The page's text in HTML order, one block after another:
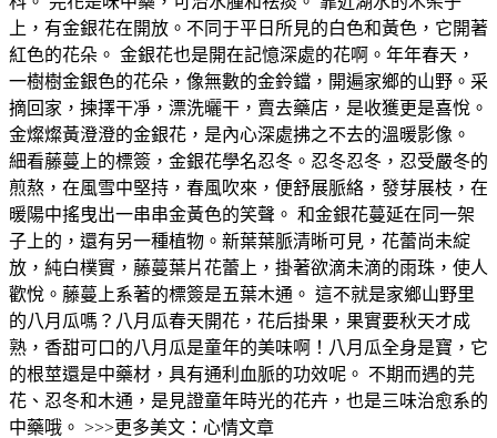
上，有金銀花在開放。不同于平日所見的白色和黃色，它開著
紅色的花朵。 金銀花也是開在記憶深處的花啊。年年春天，
一樹樹金銀色的花朵，像無數的金鈴鐺，開遍家鄉的山野。采
摘回家，揀擇干凈，漂洗曬干，賣去藥店，是收獲更是喜悅。
金燦燦黃澄澄的金銀花，是內心深處拂之不去的溫暖影像。
細看藤蔓上的標簽，金銀花學名忍冬。忍冬忍冬，忍受嚴冬的
煎熬，在風雪中堅持，春風吹來，便舒展脈絡，發芽展枝，在
暖陽中搖曳出一串串金黃色的笑聲。 和金銀花蔓延在同一架
子上的，還有另一種植物。新葉葉脈清晰可見，花蕾尚未綻
放，純白樸實，藤蔓葉片花蕾上，掛著欲滴未滴的雨珠，使人
歡悅。藤蔓上系著的標簽是五葉木通。 這不就是家鄉山野里
的八月瓜嗎？八月瓜春天開花，花后掛果，果實要秋天才成
熟，香甜可口的八月瓜是童年的美味啊！八月瓜全身是寶，它
的根莖還是中藥材，具有通利血脈的功效呢。 不期而遇的芫
花、忍冬和木通，是見證童年時光的花卉，也是三味治愈系的
中藥哦。 >>>更多美文：心情文章